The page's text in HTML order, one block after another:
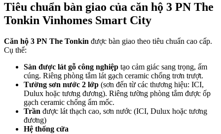
Tiêu chuẩn bàn giao của căn hộ 3 PN The
Tonkin Vinhomes Smart City
Căn hộ 3 PN The Tonkin được bàn giao theo tiêu chuẩn cao cấp.
Cụ thể:
Sàn được lát gỗ công nghiệp tạo cảm giác sang trọng, ấm
cúng. Riêng phòng tắm lát gạch ceramic chống trơn trượt.
Tường sơn nước 2 lớp (sơn đến từ các thương hiệu: ICI,
Dulux hoặc tương đương). Riêng tường phòng tắm được ốp
gạch ceramic chống ẩm mốc.
Trần được lát thạch cao, sơn nước (ICI, Dulux hoặc tương
đương)
Hệ thống cửa